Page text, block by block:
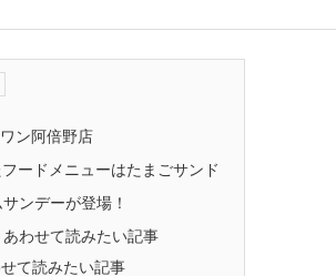
ン阿倍野店
ードメニューはたまごサンド
サンデーが登場！
あわせて読みたい記事
て読みたい記事